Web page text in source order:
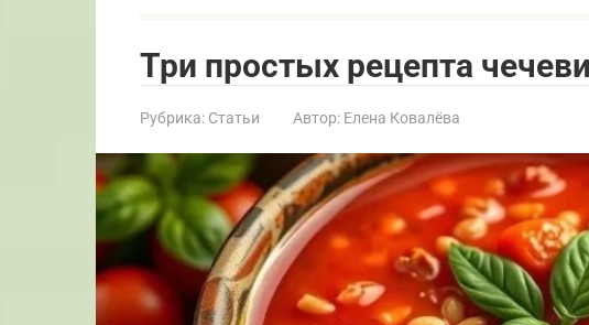
Три простых рецепта
Рубрика: Статьи Автор: Елена Ковалёва